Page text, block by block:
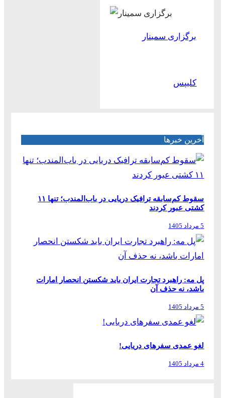
برگزاری سمینار
کلیپس
آخرین خبرها
سقوط کم‌سابقه ترافیک دریایی در باب‌المندب؛ تنها ۱۱
کشتی عبور کردند
5 مرداد 1405
پل مه: راهبرد تجارت ایران باید شکستن انحصار امارات
باشد، نه حذف آن
5 مرداد 1405
لغو عمدی سفرهای دریایی!
4 مرداد 1405